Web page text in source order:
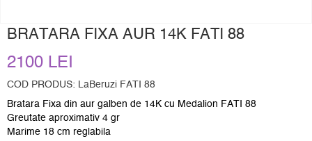
BRATARA FIXA AUR 14K FATI 88
2100 LEI
COD PRODUS: LaBeruzi FATI 88
Bratara Fixa din aur galben de 14K cu Medalion FATI 88
Greutate aproximativ 4 gr
Marime 18 cm reglabila